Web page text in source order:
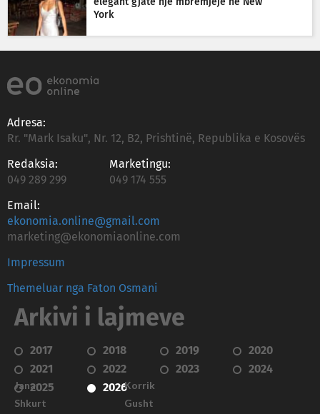
elegant gjatë një mbrëmjeje në New
York
Adresa:
Rr. "Mark Isaku", Nr. 12, B2, Prishtinë, Republika e Kosovës
Redaksia:
049 289 299
Marketingu:
049 174 555
Email:
ekonomia.online@gmail.com
marketing@ekonomiaonline.com
Impressum
Themeluar nga Faton Osmani
Arkivi i lajmeve
2017 2018 2019
2020
2021
2022 2023
2024
2025
2026
Janar
Shkurt
Korrik
Gusht